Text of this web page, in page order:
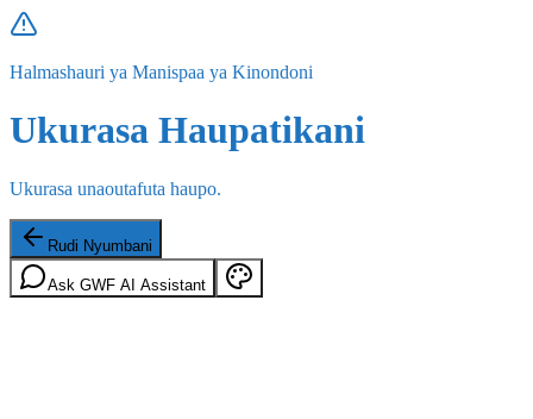
Halmashauri ya Manispaa ya Kinondoni
Ukurasa Haupatikani
Ukurasa unaoutafuta haupo.
Rudi Nyumbani
Ask GWF AI Assistant